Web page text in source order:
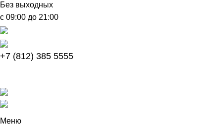
Без выходных
с 09:00 до 21:00
+7 (812) 385 5555
Меню